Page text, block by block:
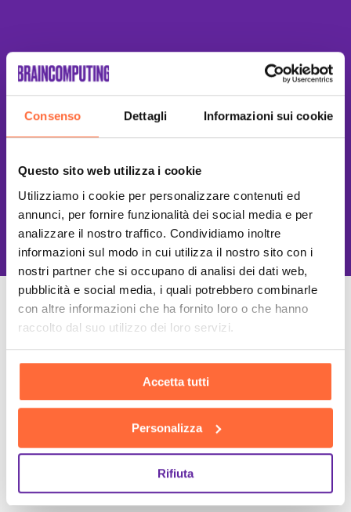
Consenso Dettagli Informazioni sui cookie
Questo sito web utilizza i cookie
Utilizziamo i cookie per personalizzare contenuti ed
annunci, per fornire funzionalità dei social media e per
analizzare il nostro traffico. Condividiamo inoltre
informazioni sul modo in cui utilizza il nostro sito con i
nostri partner che si occupano di analisi dei dati web,
pubblicità e social media, i quali potrebbero combinarle
con altre informazioni che ha fornito loro o che hanno
raccolto dal suo utilizzo dei loro servizi.
Accetta tutti
Personalizza
Rifiuta
This site is protected by reCAPTCHA
and the Google
Un Team di specialisti
Sempre a tuo supporto